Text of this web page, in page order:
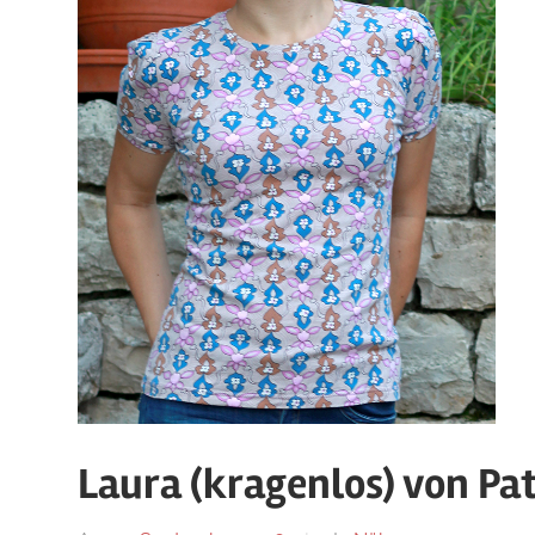
Laura (kragenlos) von